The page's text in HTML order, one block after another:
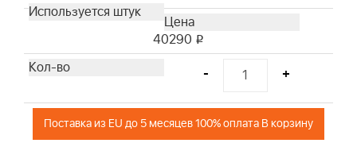
40290 i
- +
Поставка из EU до 5 месяцев 100% оплата В корзину